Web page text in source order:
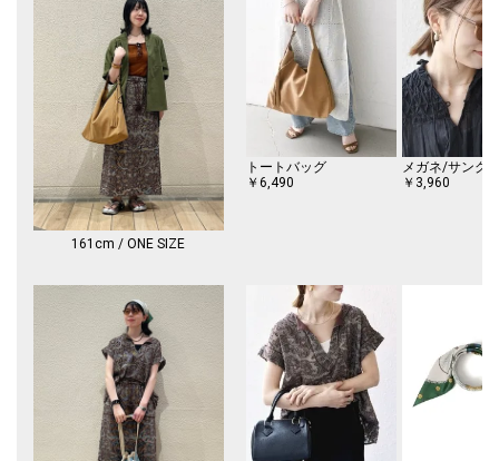
地の変形が生じますので十分にご注意ください。
※屋外での撮影画像は、光の当たり具合で色味が多少異なって見える場合
があります。商品の色味は、スタジオでの詳細画像をご参照ください。
※末永く愛用頂く為に、アテンションタグ・洗濯ネームを必ずご確認の
上、着用又はお取り扱い下さい。
※画像の商品はサンプルです。
実際の商品と仕様、加工、サイズが若干異なる場合がございます。
161cm / ONE SIZE
トートバッグ
￥6,490
メガネ/サング
￥3,960